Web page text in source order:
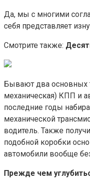
Да, мы с многими
себя представляет
Смотрите также:
Бывают два основных
механическая) КПП и
последние годы
механической
водитель. Также
подобной коробки
автомобили вообще
Прежде чем